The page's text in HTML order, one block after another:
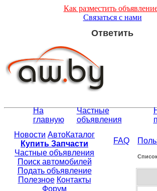
Как разместить
Связаться с нами
Ответить
На
главную
Частные
объявления
Новости АвтоКаталог
Купить Запчасти
Частные объявления
Поиск автомобилей
Подать объявление
Полезное Контакты
Форум
FAQ